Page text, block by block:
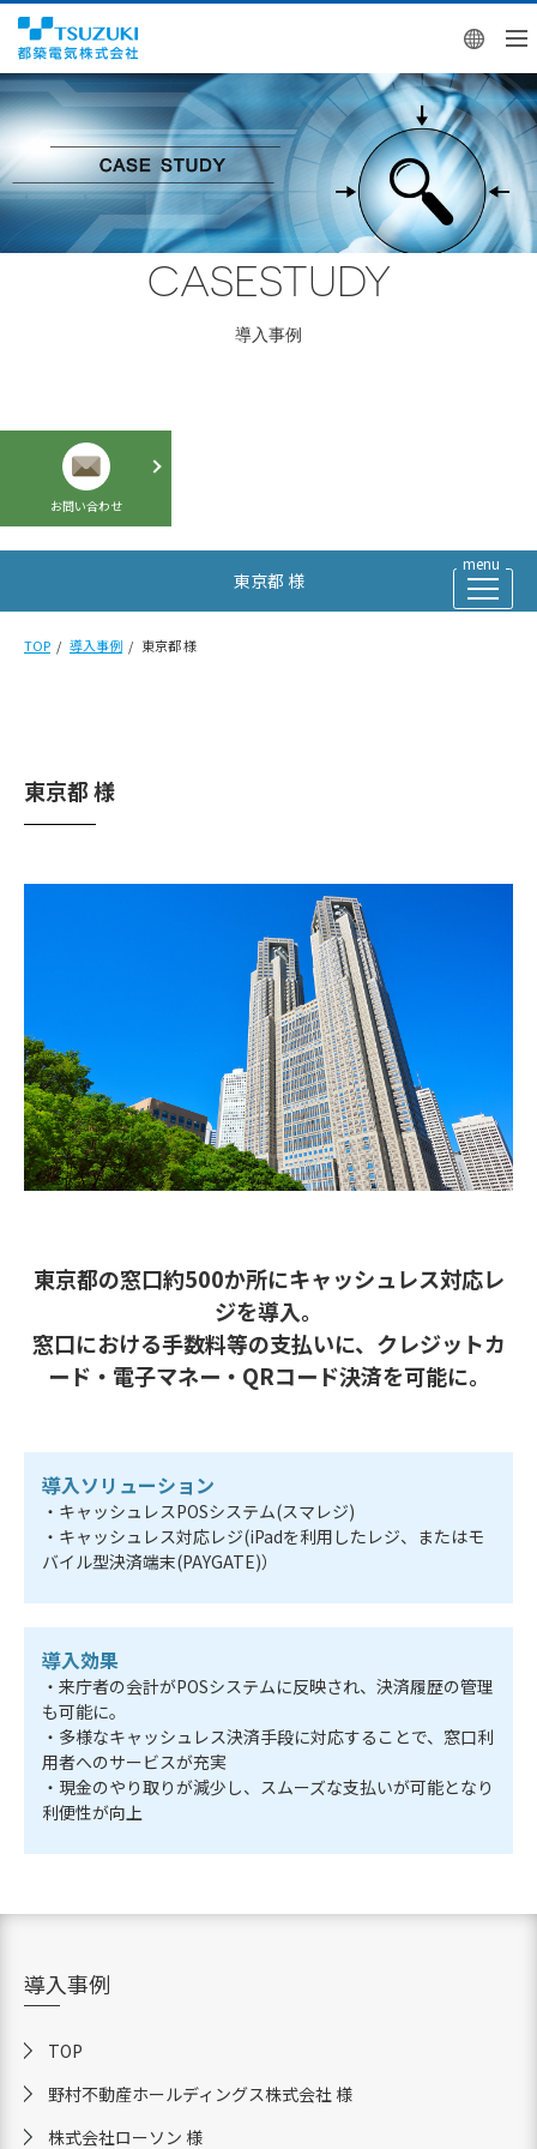
CASESTUDY
導入事例
お問い合わせ
東京都 様
TOP 導入事例 東京都 様
東京都 様
東京都の窓口約500か所にキャッシュレス対応レ
ジを導入。
窓口における手数料等の支払いに、 クレジットカ
ード・電子マネー・QRコード決済を可能に。
導入ソリューション
・キャッシュレスPOSシステム(スマレジ)
・キャッシュレス対応レジ(iPadを利用したレジ、またはモ
バイル型決済端末(PAYGATE)）
導入効果
・来庁者の会計がPOSシステムに反映され、決済履歴の管理
も可能に。
・多様なキャッシュレス決済手段に対応することで、窓口利
用者へのサービスが充実
・現金のやり取りが減少し、スムーズな支払いが可能となり
利便性が向上
導入事例
TOP
野村不動産ホールディングス株式会社 様
株式会社ローソン 様